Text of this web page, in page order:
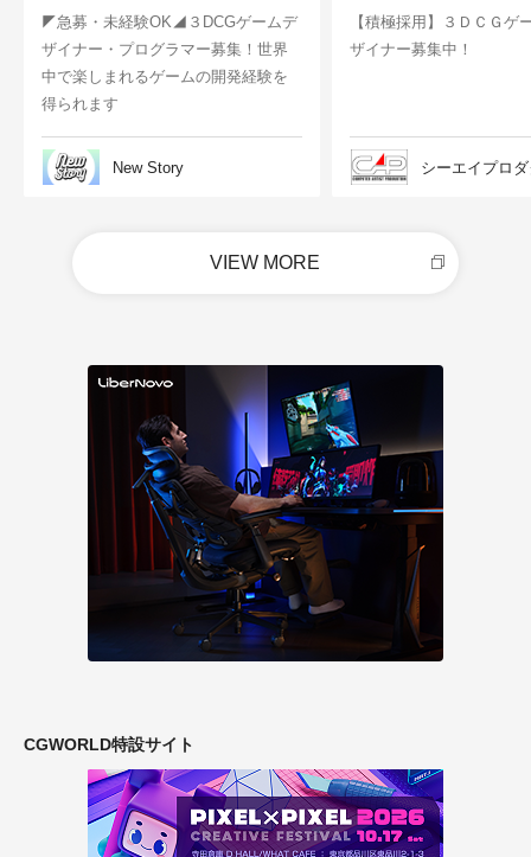
◤急募・未経験OK◢３DCGゲームデ
ザイナー・プログラマー募集！世界
中で楽しまれるゲームの開発経験を
得られます
New Story
【積極採用】３ＤＣＧゲ
ザイナー募集中！
シーエイプロ
VIEW MORE
CGWORLD特設サイト